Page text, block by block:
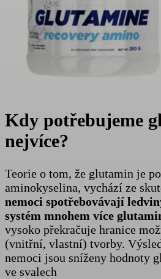
Kdy potřebujeme
nejvíce?
Teorie o tom, že glutamin je
aminokyselina, vychází ze
nemoci spotřebovávají
systém mnohem více
vysoko překračuje hranice
(vnitřní, vlastní) tvorby.
nemoci jsou sníženy hodnoty
ve svalech